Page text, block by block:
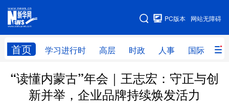
网站无障碍
PC版本
首页 学习进行时 高层 时政 人事 国际 财
网站地图
学习进行时 高层 时政 人事
国际 财经 网评 港澳
“读懂内蒙古”年会｜王志宏：守正与创
新并举，企业品牌持续焕发活力